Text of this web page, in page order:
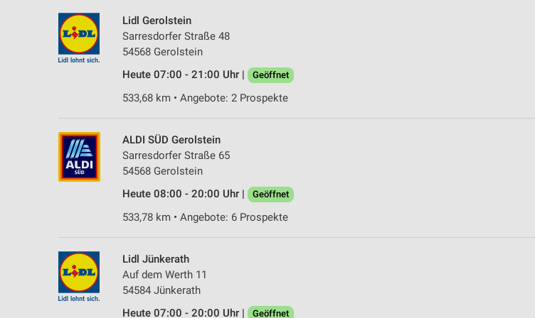
Lidl Gerolstein
Sarresdorfer Straße 48
54568 Gerolstein
Heute 07:00 - 21:00 Uhr |
Geöffnet
533,68 km • Angebote: 2 Prospekte
ALDI SÜD Gerolstein
Sarresdorfer Straße 65
54568 Gerolstein
Heute 08:00 - 20:00 Uhr |
Geöffnet
533,78 km • Angebote: 6 Prospekte
Lidl Jünkerath
Auf dem Werth 11
54584 Jünkerath
Heute 07:00 - 20:00 Uhr |
Geöffnet